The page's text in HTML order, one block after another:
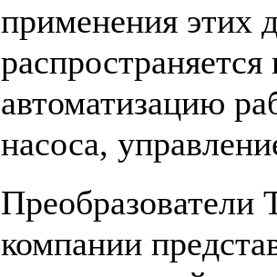
применения этих
автоматизацию
насоса,
Преобразователи
компании